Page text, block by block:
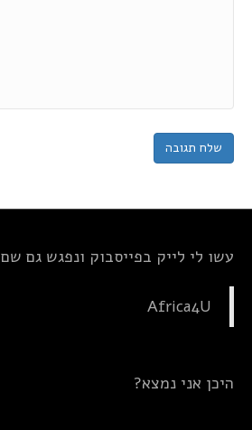
עשו לי לייק בפייסבוק ונפגש גם שם
Africa4U
היכן אני נמצא?